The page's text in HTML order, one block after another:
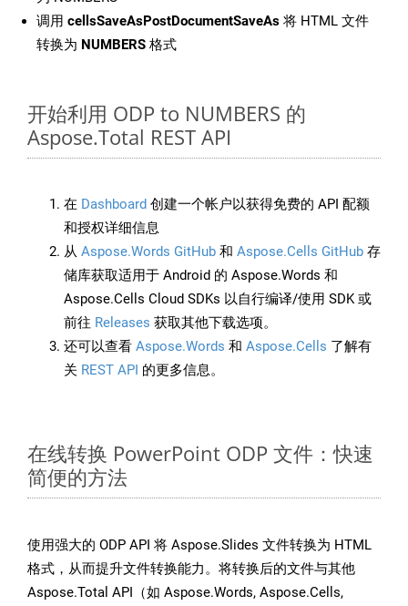
调用 cellsSaveAsPostDocumentSaveAs 将 HTML 文件
转换为 NUMBERS 格式
开始利用 ODP to NUMBERS 的
Aspose.Total REST API
在 Dashboard 创建一个帐户以获得免费的 API 配额
和授权详细信息
从 Aspose.Words GitHub 和 Aspose.Cells GitHub 存
储库获取适用于 Android 的 Aspose.Words 和
Aspose.Cells Cloud SDKs 以自行编译/使用 SDK 或
前往 Releases 获取其他下载选项。
还可以查看 Aspose.Words 和 Aspose.Cells 了解有
关 REST API 的更多信息。
在线转换 PowerPoint ODP 文件：快速
简便的方法
使用强大的 ODP API 将 Aspose.Slides 文件转换为 HTML
格式，从而提升文件转换能力。将转换后的文件与其他
Aspose.Total API（如 Aspose.Words, Aspose.Cells,